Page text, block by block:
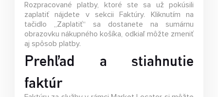
Rozpracované platby, ktoré ste sa už pokúsili
zaplatiť nájdete v sekcii Faktúry. Kliknutím na
tačidlo „Zaplatiť“ sa dostanete na sumárnu
obrazovku nákupného košíka, odkiaľ môžte zmeniť
aj spôsob platby.
Prehľad a stiahnutie
faktúr